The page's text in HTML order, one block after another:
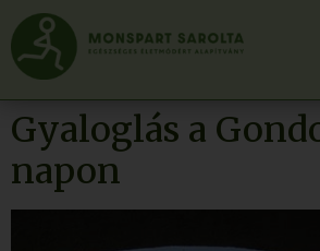
Gyaloglás a
napon